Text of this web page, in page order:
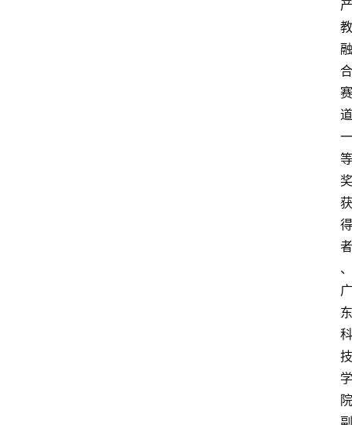
产
教
融
合
赛
道
一
等
奖
获
得
者
、
广
东
科
技
学
院
副